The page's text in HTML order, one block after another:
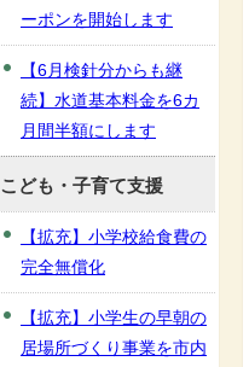
ーポンを開始します
【6月検針分からも継
続】水道基本料金を6カ
月間半額にします
こども・子育て支援
【拡充】小学校給食費の
完全無償化
【拡充】小学生の早朝の
居場所づくり事業を市内